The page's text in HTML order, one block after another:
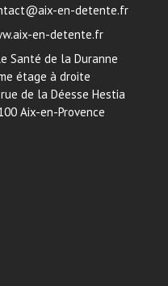
en-detente.fr
en-detente.fr
Santé de la Duranne
étage à droite
de la Déesse Hestia
Aix-en-Provence